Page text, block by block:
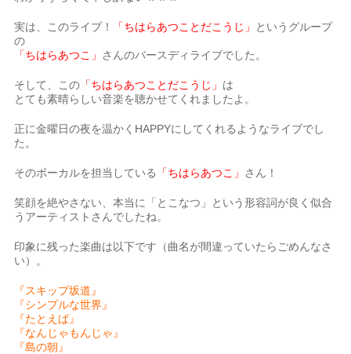
実は、このライブ！ 「ちはらあつことだこうじ」 というグループ
の
「ちはらあつこ」 さんのバースディライブでした。
そして、この 「ちはらあつことだこうじ」 は
とても素晴らしい音楽を聴かせてくれましたよ。
正に金曜日の夜を温かくHAPPYにしてくれるようなライブでし
た。
そのボーカルを担当している 「ちはらあつこ」 さん！
笑顔を絶やさない、本当に「とこなつ」という形容詞が良く似合
うアーティストさんでしたね。
印象に残った楽曲は以下です（曲名が間違っていたらごめんなさ
い）。
『スキップ坂道』
『シンプルな世界』
『たとえば』
『なんじゃもんじゃ』
『島の朝』